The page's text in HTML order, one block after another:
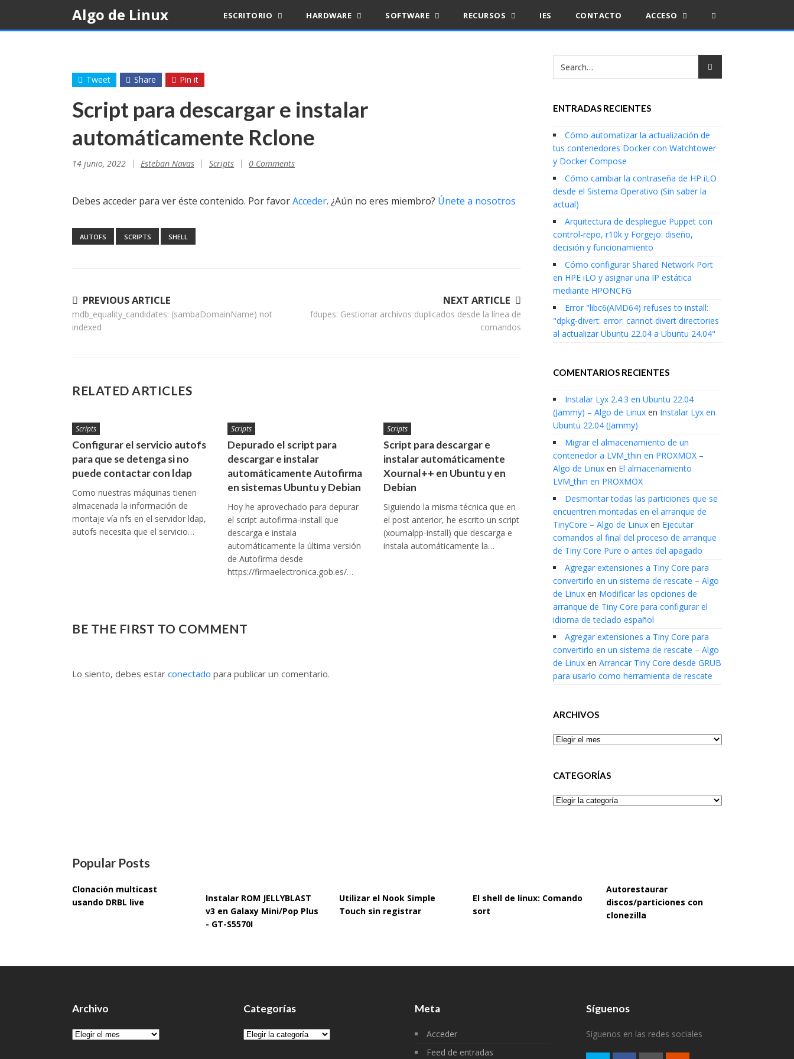
content
Algo de Linux ESCRITORIO HARDWARE SOFTWARE RECURSOS IES CONTACTO ACCESO
Tweet Share Pin it
Script para descargar e instalar
automáticamente Rclone
14 junio, 2022 Esteban Navas Scripts 0 Comments
Debes acceder para ver éste contenido. Por favorAcceder. ¿Aún no eres miembro? Únete a nosotros
AUTOFS SCRIPTS SHELL
Navegación
de
NEXT ARTICLE
fdupes: Gestionar archivos duplicados desde la línea de
comandos
PREVIOUS ARTICLE
mdb_equality_candidates: (sambaDomainName) not
indexed
RELATED ARTICLES
Scripts
Configurar el servicio autofs
para que se detenga si no
puede contactar con ldap
Como nuestras máquinas tienen
almacenada la información de
montaje vía nfs en el servidor ldap,
autofs necesita que el servicio…
Scripts
Depurado el script para
descargar e instalar
automáticamente Autofirma
en sistemas Ubuntu y Debian
Hoy he aprovechado para depurar
el script autofirma-install que
descarga e instala
automáticamente la última versión
de Autofirma desde
https://firmaelectronica.gob.es/…
Scripts
Script para descargar e
instalar automáticamente
Xournal++ en Ubuntu y en
Debian
Siguiendo la misma técnica que en
el post anterior, he escrito un script
(xournalpp-install) que descarga e
instala automáticamente la…
BE THE FIRST TO COMMENT
Lo siento, debes estar conectado para publicar un comentario.
ENTRADAS RECIENTES
Cómo automatizar la actualización de
tus contenedores Docker con Watchtower
y Docker Compose
Cómo cambiar la contraseña de HP iLO
desde el Sistema Operativo (Sin saber la
actual)
Arquitectura de despliegue Puppet con
control-repo, r10k y Forgejo: diseño,
decisión y funcionamiento
Cómo configurar Shared Network Port
en HPE iLO y asignar una IP estática
mediante HPONCFG
Error "libc6(AMD64) refuses to install:
"dpkg-divert: error: cannot divert directories
al actualizar Ubuntu 22.04 a Ubuntu 24.04"
COMENTARIOS RECIENTES
Instalar Lyx 2.4.3 en Ubuntu 22.04
(Jammy) – Algo de Linux en Instalar Lyx en
Ubuntu 22.04 (Jammy)
Migrar el almacenamiento de un
contenedor a LVM_thin en PROXMOX –
Algo de Linux en El almacenamiento
LVM_thin en PROXMOX
Desmontar todas las particiones que se
encuentren montadas en el arranque de
TinyCore – Algo de Linux en Ejecutar
comandos al final del proceso de arranque
de Tiny Core Pure o antes del apagado
Agregar extensiones a Tiny Core para
convertirlo en un sistema de rescate – Algo
de Linux en Modificar las opciones de
arranque de Tiny Core para configurar el
idioma de teclado español
Agregar extensiones a Tiny Core para
convertirlo en un sistema de rescate – Algo
de Linux en Arrancar Tiny Core desde GRUB
para usarlo como herramienta de rescate
ARCHIVOS
Archivos
CATEGORÍAS
Categorías
Popular Posts
Clonación multicast
usando DRBL live
Instalar ROM JELLYBLAST
v3 en Galaxy Mini/Pop Plus
- GT-S5570I
Utilizar el Nook Simple
Touch sin registrar
El shell de linux: Comando
sort
Autorestaurar
discos/particiones con
clonezilla
Archivo
Archivo
Categorías
Categorías
Meta
Acceder
Feed de entradas
Síguenos
Síguenos en las redes sociales